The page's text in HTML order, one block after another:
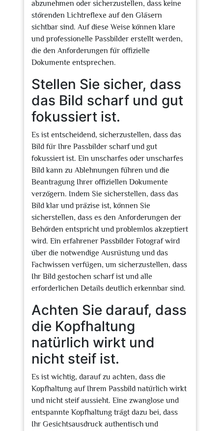
abzunehmen oder sicherzustellen, dass keine
störenden Lichtreflexe auf den Gläsern
sichtbar sind. Auf diese Weise können klare
und professionelle Passbilder erstellt werden,
die den Anforderungen für offizielle
Dokumente entsprechen.
Stellen Sie sicher, dass
das Bild scharf und gut
fokussiert ist.
Es ist entscheidend, sicherzustellen, dass das
Bild für Ihre Passbilder scharf und gut
fokussiert ist. Ein unscharfes oder unscharfes
Bild kann zu Ablehnungen führen und die
Beantragung Ihrer offiziellen Dokumente
verzögern. Indem Sie sicherstellen, dass das
Bild klar und präzise ist, können Sie
sicherstellen, dass es den Anforderungen der
Behörden entspricht und problemlos akzeptiert
wird. Ein erfahrener Passbilder Fotograf wird
über die notwendige Ausrüstung und das
Fachwissen verfügen, um sicherzustellen, dass
Ihr Bild gestochen scharf ist und alle
erforderlichen Details deutlich erkennbar sind.
Achten Sie darauf, dass
die Kopfhaltung
natürlich wirkt und
nicht steif ist.
Es ist wichtig, darauf zu achten, dass die
Kopfhaltung auf Ihrem Passbild natürlich wirkt
und nicht steif aussieht. Eine zwanglose und
entspannte Kopfhaltung trägt dazu bei, dass
Ihr Gesichtsausdruck authentisch und